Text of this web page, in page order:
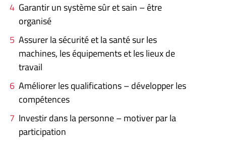
Garantir un système sûr et sain – être
organisé
Assurer la sécurité et la santé sur les
machines, les équipements et les lieux de
travail
Améliorer les qualifications – développer les
compétences
Investir dans la personne – motiver par la
participation